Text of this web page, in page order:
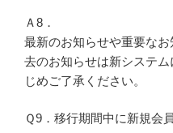
Ａ8．
最新のお知らせや重要な
去のお知らせは新システ
じめご了承ください。
Ｑ9．移行期間中に新規会